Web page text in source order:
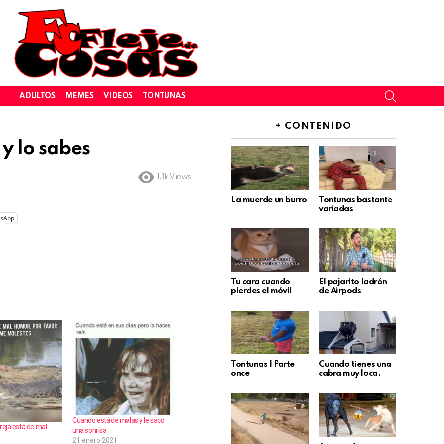
ADULTOS MEMES VIDEOS TONTUNAS
lo sabes
1.1k Views
está de mal
Cuando está de malas y le saco
una sonrisa
21 enero 2021
+ CONTENIDO
La muerde un burro
Tontunas bastante
variadas
Tu cara cuando
pierdes el móvil
El pajarito ladrón
de Airpods
Tontunas | Parte
once
Cuando tienes una
cabra muy loca.